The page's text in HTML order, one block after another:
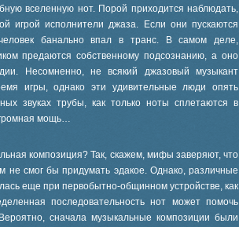
вселенную нот. Порой приходится наблюдать,
игрой исполнители джаза. Если они пускаются
банально впал в транс. В самом деле,
предаются собственному подсознанию, а оно
Несомненно, не всякий джазовый музыкант
игры, однако эти удивительные люди опять
звуках трубы, как только ноты сплетаются в
мощь…
композиция? Так, скажем, мифы заверяют, что
не смог бы придумать эдакое. Однако, различные
еще при первобытно-общинном устройстве, как
последовательность нот может помочь
сначала музыкальные композиции были